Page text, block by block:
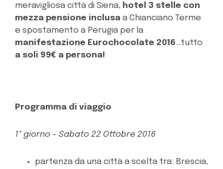
meravigliosa città di Siena, hotel 3 stelle con
mezza pensione inclusa a Chianciano Terme
e spostamento a Perugia per la
manifestazione Eurochocolate 2016…tutto
a soli 99€ a persona!
Programma di viaggio
1° giorno – Sabato 22 Ottobre 2016
partenza da una città a scelta tra: Brescia,